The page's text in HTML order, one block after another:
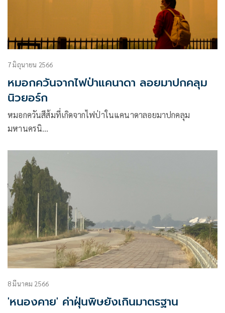
7 มิถุนายน 2566
หมอกควันจากไฟป่าแคนาดา ลอยมาปกคลุม
นิวยอร์ก
หมอกควันสีส้มที่เกิดจากไฟป่าในแคนาดาลอยมาปกคลุม
มหานครนิ…
8 มีนาคม 2566
'หนองคาย' ค่าฝุ่นพิษยังเกินมาตรฐาน